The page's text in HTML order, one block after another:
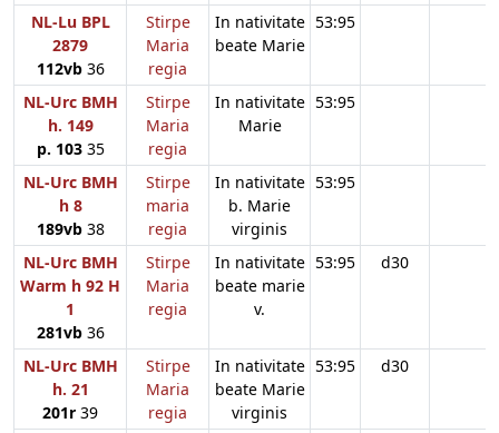
NL-Lu BPL
2879
112vb36
Stirpe
Maria
regia
In nativitate
beate Marie
53:95
NL-Urc BMH
h. 149
p. 10335
Stirpe
Maria
regia
In nativitate
Marie
53:95
NL-Urc BMH
h 8
189vb38
Stirpe
maria
regia
In nativitate
b. Marie
virginis
53:95
NL-Urc BMH
Warm h 92 H
1
281vb36
Stirpe
Maria
regia
In nativitate
beate marie
v.
53:95 d30
NL-Urc BMH
h. 21
201r 39
Stirpe
Maria
regia
In nativitate
beate Marie
virginis
53:95 d30